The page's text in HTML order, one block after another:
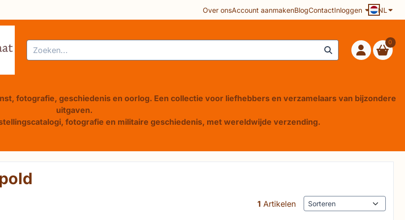
toe. Over onsAccount aanmakenBlogContactInloggen NL
Zoeken 0
fotografie, geschiedenis en oorlog. Een collectie voor liefhebbers en verzamelaars van bijzondere
uitgaven.
fotografie en militaire geschiedenis, met wereldwijde verzending.
1 Artikelen Sorteermethode